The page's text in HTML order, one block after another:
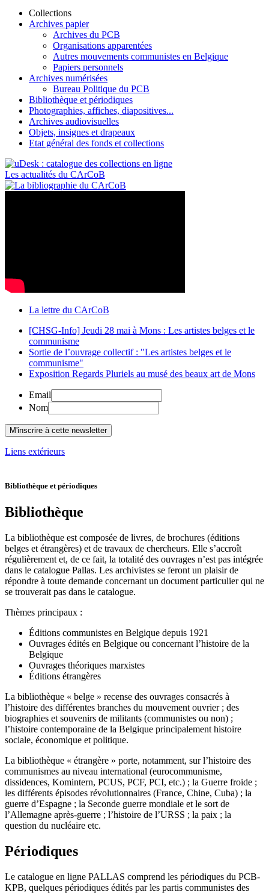
Collections
Archives papier
Archives du PCB
Organisations apparentées
Autres mouvements communistes en Belgique
Papiers personnels
Archives numérisées
Bureau Politique du PCB
Bibliothèque et périodiques
Photographies, affiches, diapositives...
Archives audiovisuelles
Objets, insignes et drapeaux
Etat général des fonds et collections
Les actualités du CArCoB
La lettre du CArCoB
[CHSG-Info] Jeudi 28 mai à Mons : Les artistes belges et le
communisme
Sortie de l’ouvrage collectif : "Les artistes belges et le
communisme"
Exposition Regards Pluriels au musé des beaux art de Mons
Email
Nom
Liens extérieurs
Bibliothèque et périodiques
Bibliothèque
La bibliothèque est composée de livres, de brochures (éditions
belges et étrangères) et de travaux de chercheurs. Elle s’accroît
régulièrement et, de ce fait, la totalité des ouvrages n’est pas intégrée
dans le catalogue Pallas. Les archivistes se feront un plaisir de
répondre à toute demande concernant un document particulier qui ne
se trouverait pas dans le catalogue.
Thèmes principaux :
Éditions communistes en Belgique depuis 1921
Ouvrages édités en Belgique ou concernant l’histoire de la
Belgique
Ouvrages théoriques marxistes
Éditions étrangères
La bibliothèque « belge » recense des ouvrages consacrés à
l’histoire des différentes branches du mouvement ouvrier ; des
biographies et souvenirs de militants (communistes ou non) ;
l’histoire contemporaine de la Belgique principalement histoire
sociale, économique et politique.
La bibliothèque « étrangère » porte, notamment, sur l’histoire des
communismes au niveau international (eurocommunisme,
dissidences, Komintern, PCUS, PCF, PCI, etc.) ; la Guerre froide ;
les différents épisodes révolutionnaires (France, Chine, Cuba) ; la
guerre d’Espagne ; la Seconde guerre mondiale et le sort de
l’Allemagne après-guerre ; l’histoire de l’URSS ; la paix ; la
question du nucléaire etc.
Périodiques
Le catalogue en ligne PALLAS comprend les périodiques du PCB-
KPB, quelques périodiques édités par les partis communistes des